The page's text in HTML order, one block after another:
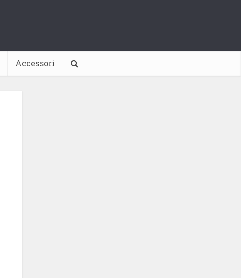
Accessori